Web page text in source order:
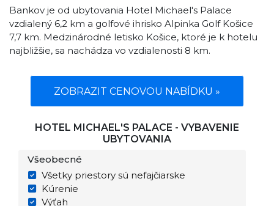
Bankov je od ubytovania Hotel Michael's Palace
vzdialený 6,2 km a golfové ihrisko Alpinka Golf Košice
7,7 km. Medzinárodné letisko Košice, ktoré je k hotelu
najbližšie, sa nachádza vo vzdialenosti 8 km.
ZOBRAZIT CENOVOU NABÍDKU »
HOTEL MICHAEL'S PALACE - VYBAVENIE
UBYTOVANIA
Všeobecné
Všetky priestory sú nefajčiarske
Kúrenie
Výťah